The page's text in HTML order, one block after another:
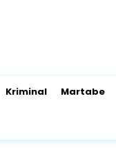
Kriminal Martabe